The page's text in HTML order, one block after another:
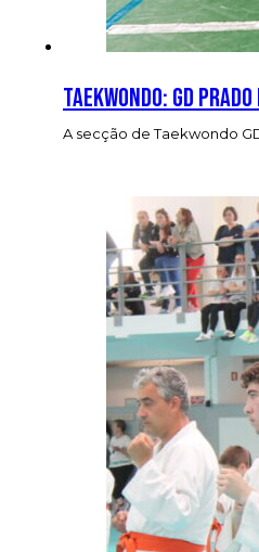
Taekwondo: GD
A secção de Taekwondo